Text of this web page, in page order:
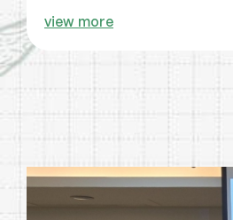
工作時我們展現專業與熱忱
聚餐時我們 享受美食與
吃飽喝足，我們繼續充滿
view more